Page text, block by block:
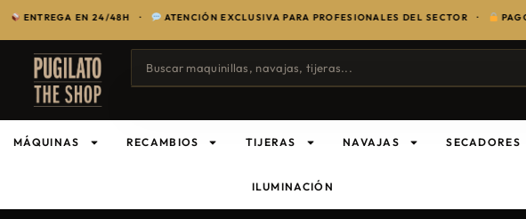
EN 24/48H · ATENCIÓN EXCLUSIVA PARA PROFESIONALES DEL SECTOR · PAGO
MÁQUINAS RECAMBIOS TIJERAS NAVAJAS SECADORES
ILUMINACIÓN